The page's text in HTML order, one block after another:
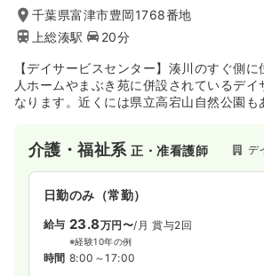
千葉県富津市豊岡1768番地
上総湊駅
20分
【デイサービスセンター】湊川のすぐ側
人ホームやまぶき苑に併設されているデイ
なります。近くには県立高宕山自然公園も
介護・福祉系正・准看護師 デ
日勤のみ（常勤）
給与 23.8万円〜/月 賞与2回
※経験10年の例
時間 8:00～17:00